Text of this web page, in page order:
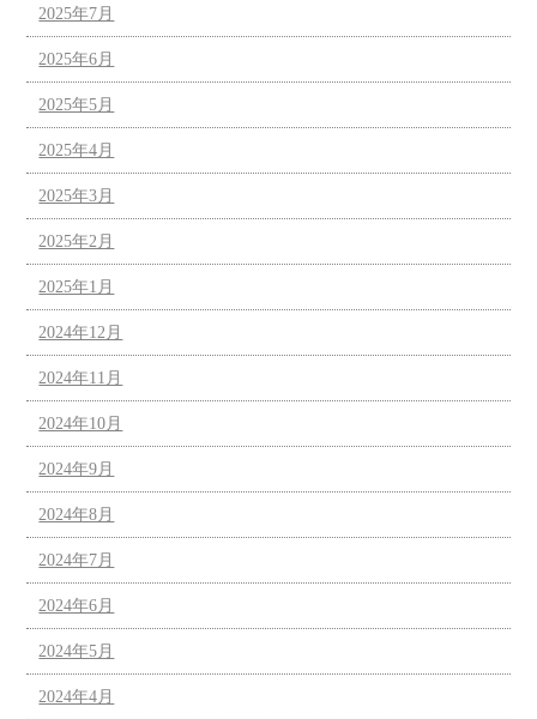
2025年7月
2025年6月
2025年5月
2025年4月
2025年3月
2025年2月
2025年1月
2024年12月
2024年11月
2024年10月
2024年9月
2024年8月
2024年7月
2024年6月
2024年5月
2024年4月